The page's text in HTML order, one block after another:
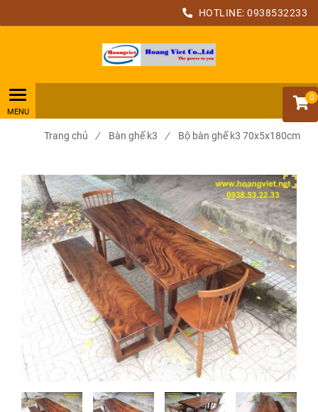
HOTLINE: 0938532233
0
Trang chủ / Bàn ghế k3 / Bộ bàn ghế k3 70x5x180cm